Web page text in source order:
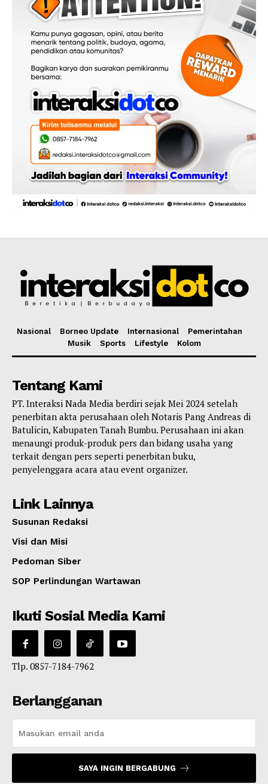
Nasional Borneo Update Internasional
Pemerintahan
Musik
Sports Lifestyle Kolom
Tentang Kami
PT. Interaksi Nada Media berdiri sejak Mei 2024 setelah
penerbitan akta perusahaan oleh Notaris Pang Andreas di
Batulicin, Kabupaten Tanah Bumbu. Perusahaan ini akan
menaungi produk-produk pers dan bidang usaha yang
terkait dengan pers seperti penerbitan buku,
penyelenggara acara atau event organizer.
Link Lainnya
Susunan Redaksi
Visi dan Misi
Pedoman Siber
SOP Perlindungan Wartawan
Ikuti Sosial Media Kami
Tlp. 0857-7184-7962
Berlangganan
SAYA INGIN BERGABUNG